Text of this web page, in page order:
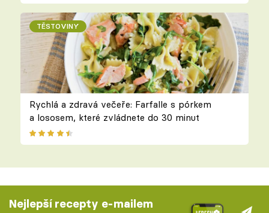
TĚSTOVINY
Rychlá a zdravá večeře: Farfalle s pórkem
a lososem, které zvládnete do 30 minut
Nejlepší recepty e-mailem